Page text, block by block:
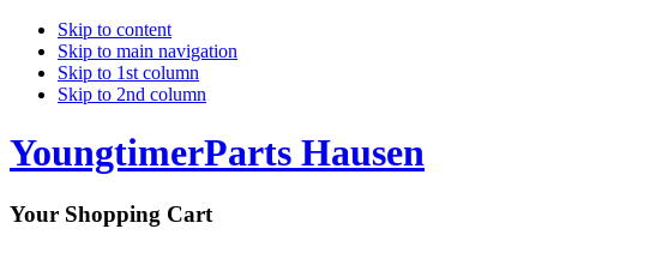
Skip to content
Skip to main navigation
Skip to 1st column
Skip to 2nd column
YoungtimerParts Hausen
Your Shopping Cart